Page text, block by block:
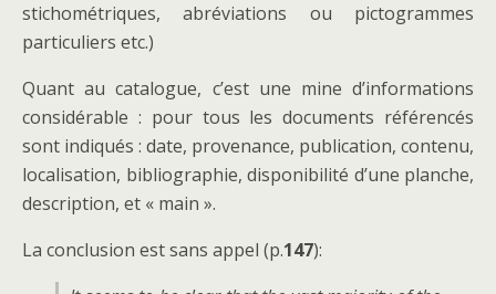
stichométriques, abréviations ou pictogrammes
particuliers etc.)
Quant au catalogue, c’est une mine d’informations
considérable : pour tous les documents référencés
sont indiqués : date, provenance, publication, contenu,
localisation, bibliographie, disponibilité d’une planche,
description, et « main ».
La conclusion est sans appel (p.147):